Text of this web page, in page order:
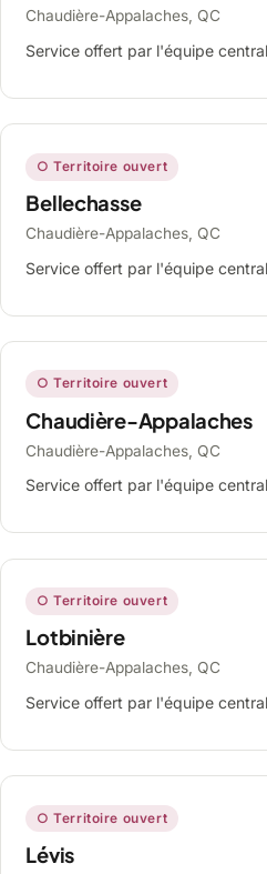
Chaudière-Appalaches, QC
Service offert par l'équipe
○ Territoire ouvert
Bellechasse
Chaudière-Appalaches, QC
Service offert par l'équipe
○ Territoire ouvert
Chaudière-Appalaches
Chaudière-Appalaches, QC
Service offert par l'équipe
○ Territoire ouvert
Lotbinière
Chaudière-Appalaches, QC
Service offert par l'équipe
○ Territoire ouvert
Lévis